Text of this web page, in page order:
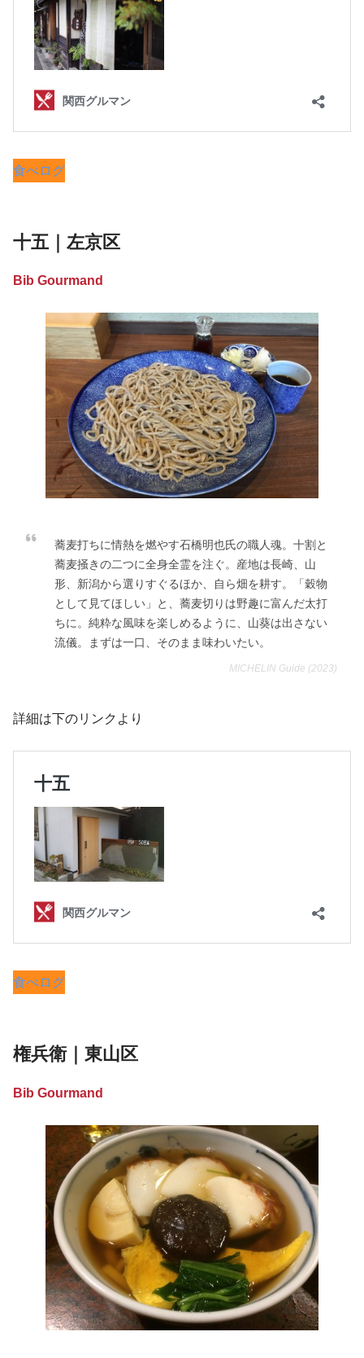
食べログ
十五｜左京区
Bib Gourmand
蕎麦打ちに情熱を燃やす石橋明也氏の職人魂。十割と
蕎麦掻きの二つに全身全霊を注ぐ。産地は長崎、山
形、新潟から選りすぐるほか、自ら畑を耕す。「穀物
として見てほしい」と、蕎麦切りは野趣に富んだ太打
ちに。純粋な風味を楽しめるように、山葵は出さない
流儀。まずは一口、そのまま味わいたい。
MICHELIN Guide (2023)
詳細は下のリンクより
食べログ
権兵衛｜東山区
Bib Gourmand